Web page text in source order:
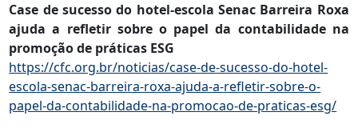
Case de sucesso do hotel-escola Senac Barreira Roxa
ajuda a refletir sobre o papel da contabilidade na
promoção de práticas ESG
https://cfc.org.br/noticias/case-de-sucesso-do-hotel-
escola-senac-barreira-roxa-ajuda-a-refletir-sobre-o-
papel-da-contabilidade-na-promocao-de-praticas-esg/